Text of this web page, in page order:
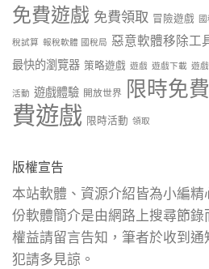
免費遊戲 免費領取 冒險遊戲
稅試算 報稅軟體 國稅局 惡意軟體移除工
最快的瀏覽器 策略遊戲 遊戲 遊戲下載 遊
活動 遊戲體驗 開放世界 限時免費
費遊戲 限時活動 領取
版權宣告
本站軟體、資源介紹皆為小編
份軟體簡介是由網路上搜尋節
權益請留言告知，筆者於收到通
犯請多見諒。